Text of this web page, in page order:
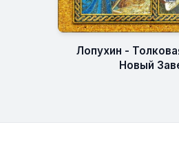
Лопухин -
Новый